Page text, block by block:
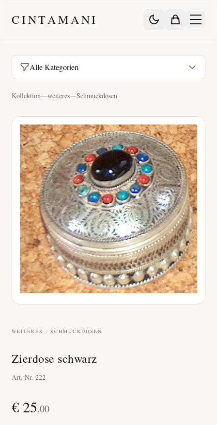
CINTAMANI
Alle Kategorien
Kollektion—weiteres—Schmuckdosen
WEITERES - SCHMUCKDOSEN
Zierdose schwarz
Art. Nr. 222
€ 25,00